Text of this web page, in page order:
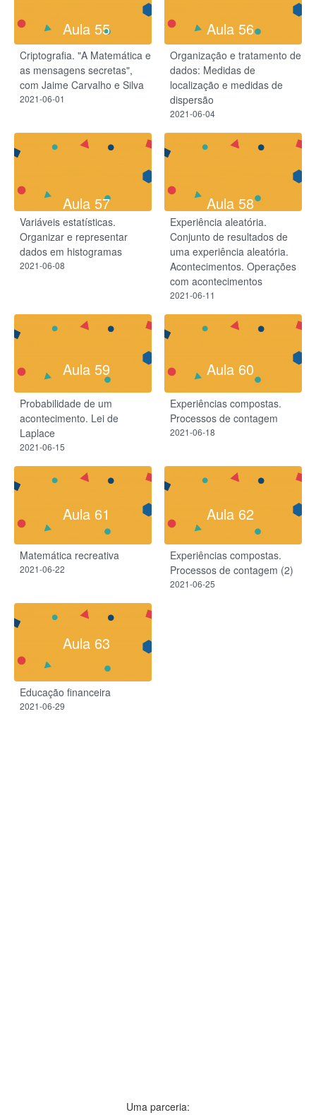
Aula 55
Criptografia. "A Matemática e
as mensagens secretas",
com Jaime Carvalho e Silva
2021-06-01
Aula 56
Organização e tratamento de
dados: Medidas de
localização e medidas de
dispersão
2021-06-04
Aula 57
Variáveis estatísticas.
Organizar e representar
dados em histogramas
2021-06-08
Aula 58
Experiência aleatória.
Conjunto de resultados de
uma experiência aleatória.
Acontecimentos. Operações
com acontecimentos
2021-06-11
Aula 59
Probabilidade de um
acontecimento. Lei de
Laplace
2021-06-15
Aula 60
Experiências compostas.
Processos de contagem
2021-06-18
Aula 61
Matemática recreativa
2021-06-22
Aula 62
Experiências compostas.
Processos de contagem (2)
2021-06-25
Aula 63
Educação financeira
2021-06-29
Uma parceria: